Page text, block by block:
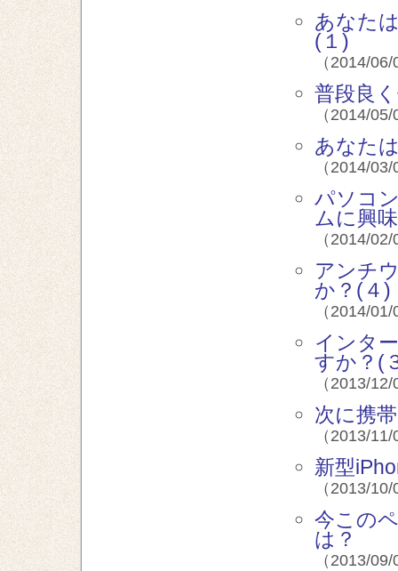
あなた
(１)
（2014/
普段良
（2014/
あなた
（2014/
パソコ
ムに興
（2014/
アンチ
か？(４)
（2014/
インタ
すか？(
（2013/
次に携
（2013/
新型
（2013/
今この
は？
（2013/